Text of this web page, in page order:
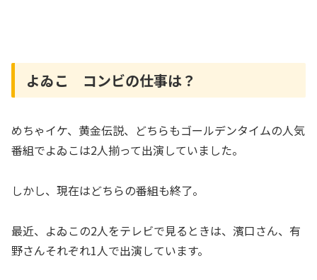
よゐこ コンビの仕事は？
めちゃイケ、黄金伝説、どちらもゴールデンタイムの人気
番組でよゐこは2人揃って出演していました。
しかし、現在はどちらの番組も終了。
最近、よゐこの2人をテレビで見るときは、濱口さん、有
野さんそれぞれ1人で出演しています。